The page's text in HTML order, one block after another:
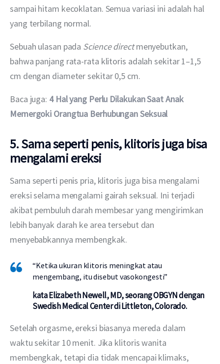
sampai hitam kecoklatan. Semua variasi ini adalah hal
yang terbilang normal.
Sebuah ulasan pada Science direct menyebutkan,
bahwa panjang rata-rata klitoris adalah sekitar 1–1,5
cm dengan diameter sekitar 0,5 cm.
Baca juga: 4 Hal yang Perlu Dilakukan Saat Anak
Memergoki Orangtua Berhubungan Seksual
5. Sama seperti penis, klitoris juga bisa
mengalami ereksi
Sama seperti penis pria, klitoris juga bisa mengalami
ereksi selama mengalami gairah seksual. Ini terjadi
akibat pembuluh darah membesar yang mengirimkan
lebih banyak darah ke area tersebut dan
menyebabkannya membengkak.
“Ketika ukuran klitoris meningkat atau
mengembang, itu disebut vasokongesti”
kata Elizabeth Newell, MD, seorang OBGYN dengan
Swedish Medical Center di Littleton, Colorado.
Setelah orgasme, ereksi biasanya mereda dalam
waktu sekitar 10 menit. Jika klitoris wanita
membengkak, tetapi dia tidak mencapai klimaks,